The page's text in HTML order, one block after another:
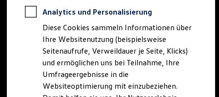
Professional Class bei Volkswagen
Behörden
Direktkunden
Sonderfahrzeuge
Anpfiff zum Gewinn
Elektromobilität
Elektroautos
ID. Tutorials
Elektrofahrzeugkonzepte
Analytics und Personalisierung
Diese Cookies sammeln Informationen über
Ihre Websitenutzung (beispielsweise
Seitenaufrufe, Verweildauer je Seite, Klicks)
und ermöglichen uns bei Teilnahme, Ihre
Umfrageergebnisse in die
Websiteoptimierung mit einzubeziehen.